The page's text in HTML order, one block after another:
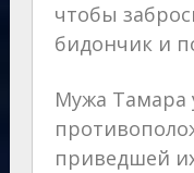
чтобы
бидончик и
Мужа Тамара
приведшей